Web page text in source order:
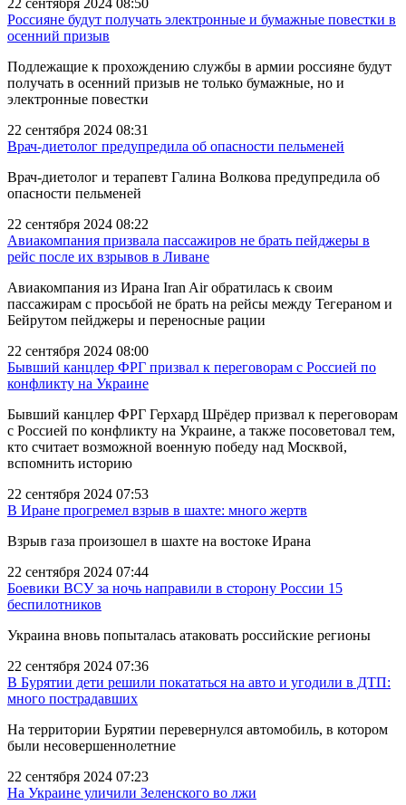
Россияне будут получать электронные и бумажные повестки в
осенний призыв
Подлежащие к прохождению службы в армии россияне будут
получать в осенний призыв не только бумажные, но и
электронные повестки
22 сентября 2024 08:31
Врач-диетолог предупредила об опасности пельменей
Врач-диетолог и терапевт Галина Волкова предупредила об
опасности пельменей
22 сентября 2024 08:22
Авиакомпания призвала пассажиров не брать пейджеры в
рейс после их взрывов в Ливане
Авиакомпания из Ирана Iran Air обратилась к своим
пассажирам с просьбой не брать на рейсы между Тегераном и
Бейрутом пейджеры и переносные рации
22 сентября 2024 08:00
Бывший канцлер ФРГ призвал к переговорам с Россией по
конфликту на Украине
Бывший канцлер ФРГ Герхард Шрёдер призвал к переговорам
с Россией по конфликту на Украине, а также посоветовал тем,
кто считает возможной военную победу над Москвой,
вспомнить историю
22 сентября 2024 07:53
В Иране прогремел взрыв в шахте: много жертв
Взрыв газа произошел в шахте на востоке Ирана
22 сентября 2024 07:44
Боевики ВСУ за ночь направили в сторону России 15
беспилотников
Украина вновь попыталась атаковать российские регионы
22 сентября 2024 07:36
В Бурятии дети решили покататься на авто и угодили в ДТП:
много пострадавших
На территории Бурятии перевернулся автомобиль, в котором
были несовершеннолетние
22 сентября 2024 07:23
На Украине уличили Зеленского во лжи